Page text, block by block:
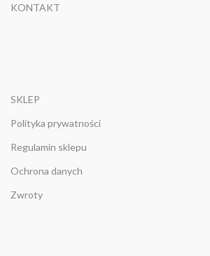
KONTAKT
SKLEP
Polityka prywatności
Regulamin sklepu
Ochrona danych
Zwroty